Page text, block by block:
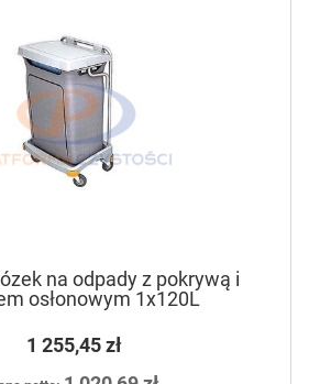
na odpady z pokrywą i
osłonowym 1x120L
1 255,45 zł